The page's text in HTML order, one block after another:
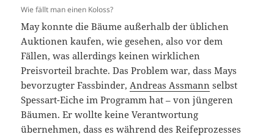
Wie fällt man einen Koloss?
May konnte die Bäume außerhalb der üblichen
Auktionen kaufen, wie gesehen, also vor dem
Fällen, was allerdings keinen wirklichen
Preisvorteil brachte. Das Problem war, dass Mays
bevorzugter Fassbinder, Andreas Assmann selbst
Spessart-Eiche im Programm hat – von jüngeren
Bäumen. Er wollte keine Verantwortung
übernehmen, dass es während des Reifeprozesses